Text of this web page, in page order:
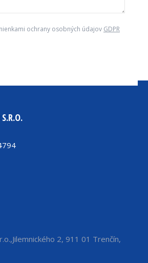
ochrany osobných údajov GDPR
2, 911 01 Trenčín,